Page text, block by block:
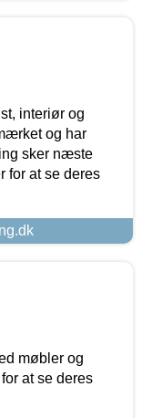
interiør og
og har
sker næste
for at se deres
møbler og
at se deres